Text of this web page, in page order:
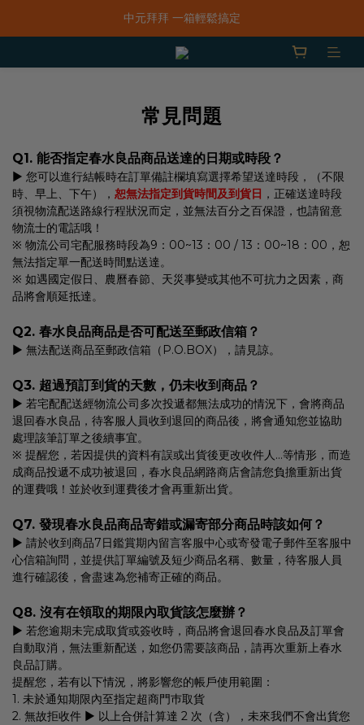
「一抹日嚐禮盒」早鳥限定價 $668，預購只到8/31！
中元拜拜 一箱輕鬆搞定
新品上市｜春水鹹香洋蔥風味爆米花
常見問題
Q1. 能否指定春水良品商品送達的日期或時段？
▶ 您可以進行結帳時在訂單備註欄填寫選擇希望送達時段，（不限
時、早上、下午）， 恕無法指定到貨時間及到貨日 ，正確送達時段
須視物流配送路線行程狀況而定，並無法百分之百保證，也請留意
物流士的電話哦！
※ 物流公司宅配服務時段為9：00~13：00 / 13：00~18：00，恕
無法指定單一配送時間點送達。
※ 如遇國定假日、農曆春節、天災事變或其他不可抗力之因素，商
品將會順延抵達。
Q2. 春水良品商品是否可配送至郵政信箱？
▶ 無法配送商品至郵政信箱（P.O.BOX），請見諒。
Q3. 超過預訂到貨的天數，仍未收到商品？
▶ 若宅配配送經物流公司多次投遞都無法成功的情況下，會將商品
退回春水良品，待客服人員收到退回的商品後，將會通知您並協助
處理該筆訂單之後續事宜。
※ 提醒您，若因提供的資料有誤或出貨後更改收件人…等情形，而造
成商品投遞不成功被退回，春水良品網路商店會請您負擔重新出貨
的運費哦！並於收到運費後才會再重新出貨。
Q7. 發現春水良品商品寄錯或漏寄部分商品時該如何？
▶ 請於收到商品7日鑑賞期內留言客服中心或寄發電子郵件至客服中
心信箱詢問，並提供訂單編號及短少商品名稱、數量，待客服人員
進行確認後，會盡速為您補寄正確的商品。
Q8. 沒有在領取的期限內取貨該怎麼辦？
▶ 若您逾期未完成取貨或簽收時，商品將會退回春水良品及訂單會
自動取消，無法重新配送，如您仍需要該商品，請再次重新上春水
良品訂購。
提醒您，若有以下情況，將影響您的帳戶使用範圍：
1. 未於通知期限內至指定超商門巿取貨
2. 無故拒收件 ▶ 以上合併計算達 2 次（含），未來我們不會出貨您